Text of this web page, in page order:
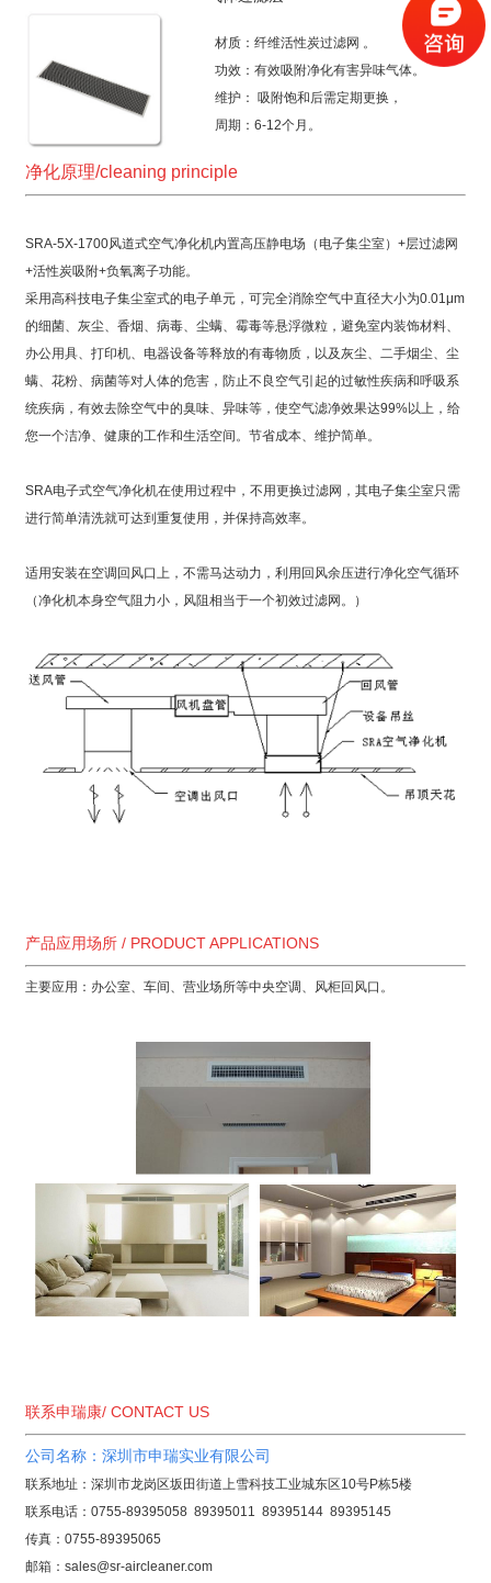
材质：纤维活性炭过滤网 。
功效：有效吸附净化有害异味气体。
维护： 吸附饱和后需定期更换，
周期：6-12个月。
净化原理/cleaning principle
SRA-5X-1700风道式空气净化机内置高压静电场（电子集尘室）+层过滤网
+活性炭吸附+负氧离子功能。
采用高科技电子集尘室式的电子单元，可完全消除空气中直径大小为0.01μm
的细菌、灰尘、香烟、病毒、尘螨、霉毒等悬浮微粒，避免室内装饰材料、
办公用具、打印机、电器设备等释放的有毒物质，以及灰尘、二手烟尘、尘
螨、花粉、病菌等对人体的危害，防止不良空气引起的过敏性疾病和呼吸系
统疾病，有效去除空气中的臭味、异味等，使空气滤净效果达99%以上，给
您一个洁净、健康的工作和生活空间。节省成本、维护简单。
SRA电子式空气净化机在使用过程中，不用更换过滤网，其电子集尘室只需
进行简单清洗就可达到重复使用，并保持高效率。
适用安装在空调回风口上，不需马达动力，利用回风余压进行净化空气循环
（净化机本身空气阻力小，风阻相当于一个初效过滤网。）
产品应用场所 / PRODUCT APPLICATIONS
主要应用：办公室、车间、营业场所等中央空调、风柜回风口。
联系申瑞康/ CONTACT US
公司名称：深圳市申瑞实业有限公司
联系地址：深圳市龙岗区坂田街道上雪科技工业城东区10号P栋5楼
联系电话：0755-89395058 89395011 89395144 89395145
传真：0755-89395065
邮箱：sales@sr-aircleaner.com